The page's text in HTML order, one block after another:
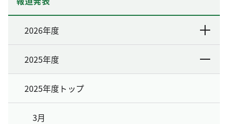
2026年度
2025年度
2025年度トップ
3月